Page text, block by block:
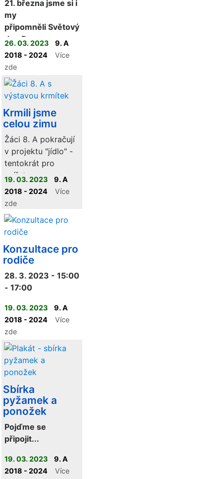
21. března jsme si i
my
připomněli Světový
den Downova
syndromu.
26. 03. 2023
9. A
2018 - 2024
Více
zde
Krmili jsme
celou zimu
Žáci 8. A pokračují
v projektu "jídlo" -
tentokrát pro
zvířata
19. 03. 2023
9. A
2018 - 2024
Více
zde
Konzultace pro
rodiče
28. 3. 2023 - 15:00
- 17:00
19. 03. 2023
9. A
2018 - 2024
Více
zde
Sbírka
pyžamek a
ponožek
Pojďme se
připojit...
19. 03. 2023
9. A
2018 - 2024
Více